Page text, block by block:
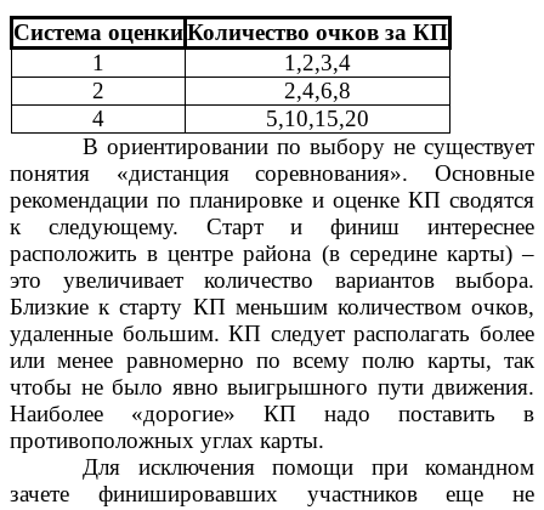
Система оценкиКоличество очков за КП
1
1,2,3,4
2
2,4,6,8
4
5,10,15,20
В ориентировании по выбору не существует
понятия «дистанция соревнования». Основные
рекомендации по планировке и оценке КП сводятся
к следующему. Старт и финиш интереснее
расположить в центре района (в середине карты) –
это увеличивает количество вариантов выбора.
Близкие к старту КП меньшим количеством очков,
удаленные большим. КП следует располагать более
или менее равномерно по всему полю карты, так
чтобы не было явно выигрышного пути движения.
Наиболее «дорогие» КП надо поставить в
противоположных углах карты.
Для исключения помощи при командном
зачете финишировавших участников еще не